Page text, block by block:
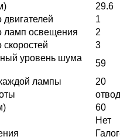
29.6
двигателей
1
ламп освещения
2
скоростей
3
уровень шума
59
лампы
20
60
Нет